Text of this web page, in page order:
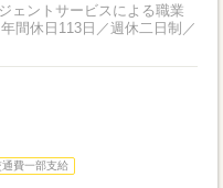
ェントサービスによる職業
間休日113日／週休二日制／
通費一部支給